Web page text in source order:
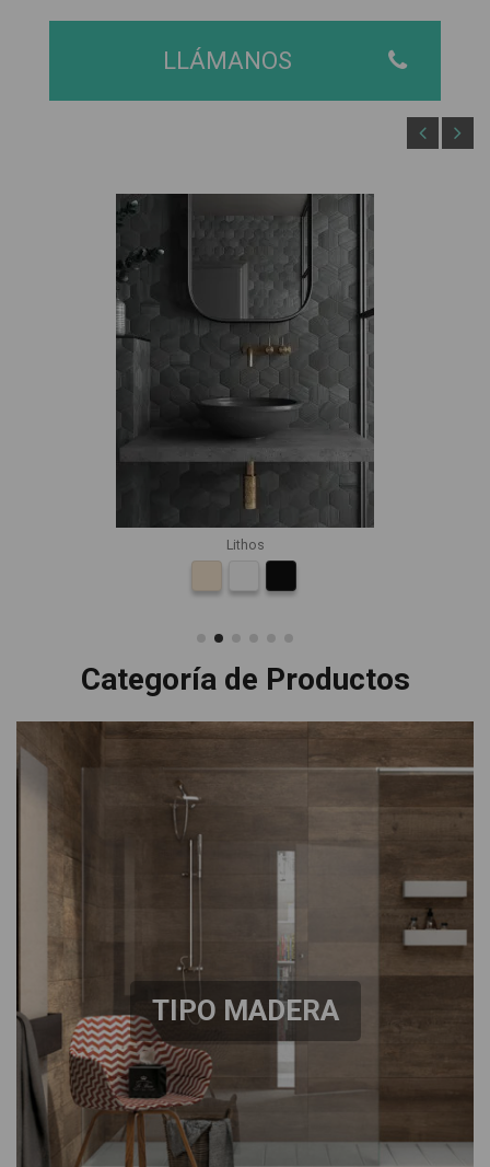
LLÁMANOS
Lithos
Categoría de Productos
TIPO MADERA